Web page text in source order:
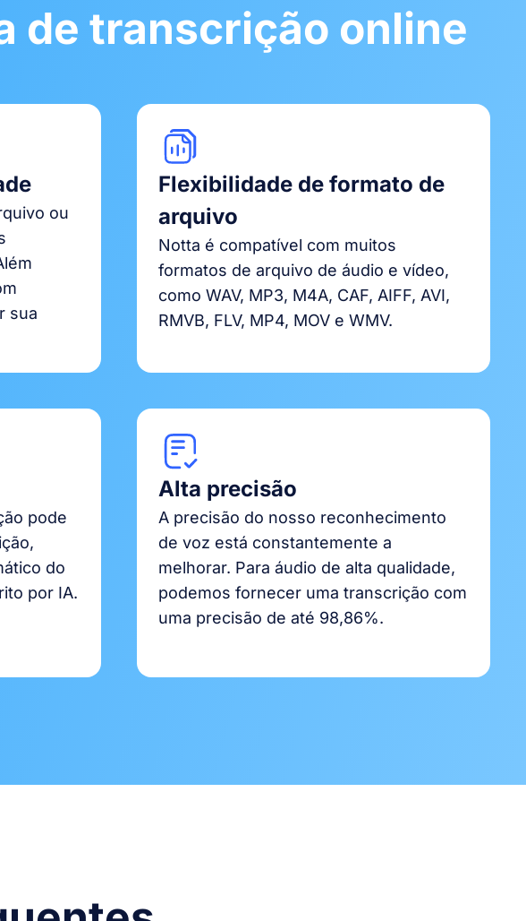
de transcrição online
ou
sua
Flexibilidade de formato de
arquivo
Notta é compatível com muitos
formatos de arquivo de áudio e vídeo,
como WAV, MP3, M4A, CAF, AIFF, AVI,
RMVB, FLV, MP4, MOV e WMV.
pode
do
por IA.
Alta precisão
A precisão do nosso reconhecimento
de voz está constantemente a
melhorar. Para áudio de alta qualidade,
podemos fornecer uma transcrição com
uma precisão de até 98,86%.